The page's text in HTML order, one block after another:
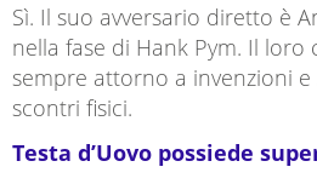
Sì. Il suo avversario diretto è
nella fase di Hank Pym. Il loro
sempre attorno a invenzioni
scontri fisici.
Testa d’Uovo possiede